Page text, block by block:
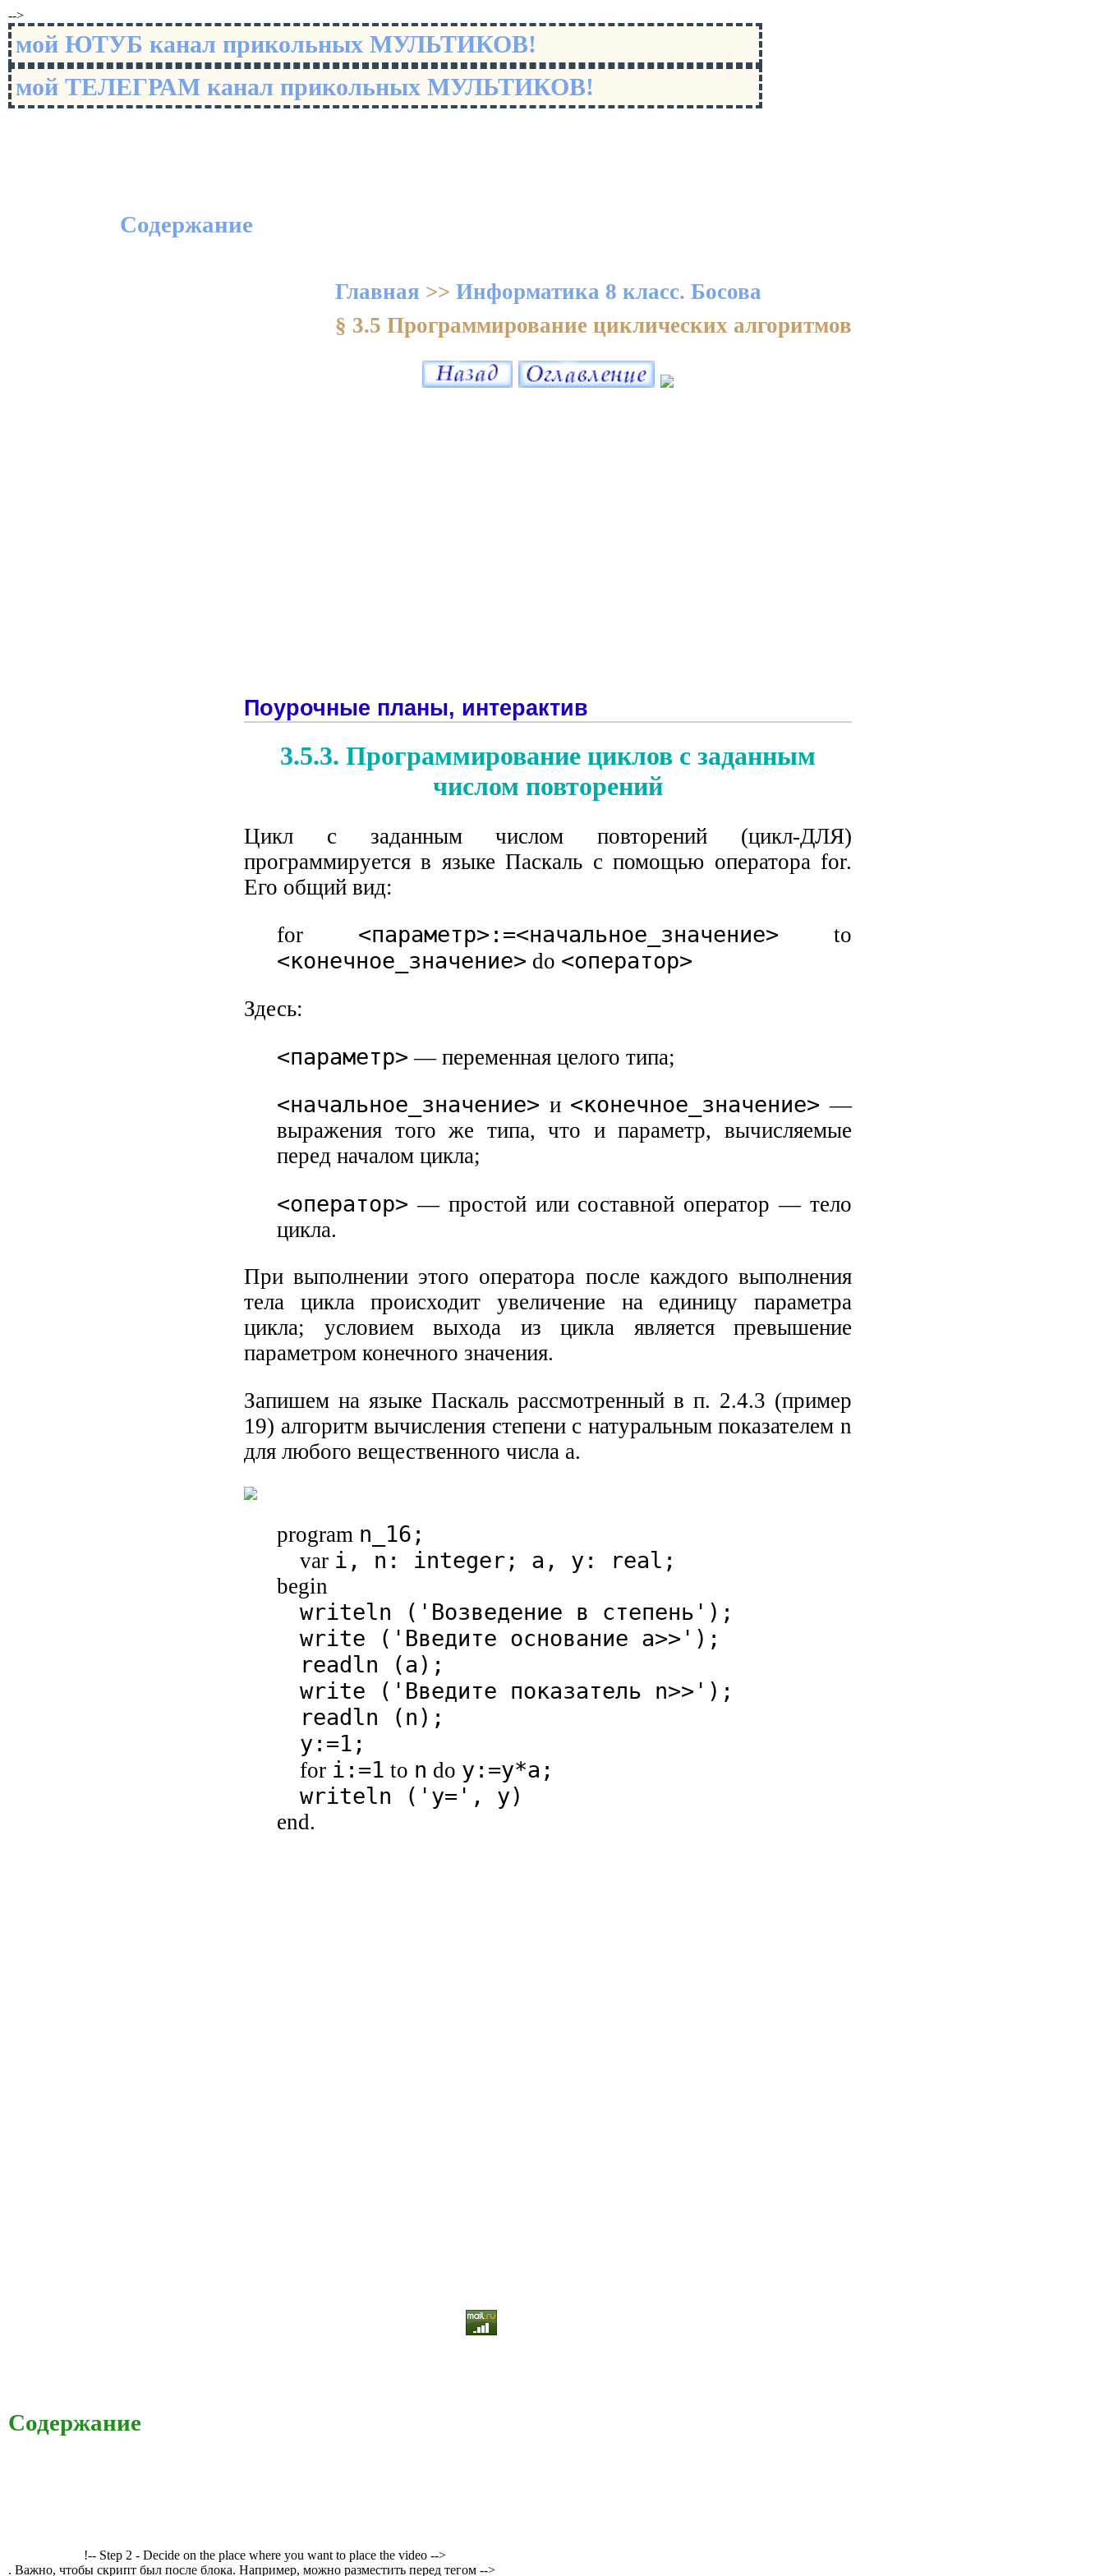
-->
мой ЮТУБ канал прикольных МУЛЬТИКОВ!
мой ТЕЛЕГРАМ канал прикольных МУЛЬТИКОВ!
Содержание
Главная >> Информатика 8 класс. Босова
§ 3.5 Программирование циклических алгоритмов
Поурочные планы, интерактив
3.5.3. Программирование циклов с заданным
числом повторений
Цикл с заданным числом повторений (цикл-ДЛЯ)
программируется в языке Паскаль с помощью оператора for.
Его общий вид:
for <параметр>:=<начальное_значение> to
<конечное_значение> do <оператор>
Здесь:
<параметр> — переменная целого типа;
<начальное_значение> и <конечное_значение> —
выражения того же типа, что и параметр, вычисляемые
перед началом цикла;
<оператор> — простой или составной оператор — тело
цикла.
При выполнении этого оператора после каждого выполнения
тела цикла происходит увеличение на единицу параметра
цикла; условием выхода из цикла является превышение
параметром конечного значения.
Запишем на языке Паскаль рассмотренный в п. 2.4.3 (пример
19) алгоритм вычисления степени с натуральным показателем n
для любого вещественного числа а.
program n_16;
var i, n: integer; a, y: real;
begin
writeln ('Возведение в степень');
write ('Введите основание а>>');
readln (а);
write ('Введите показатель n>>');
readln (n);
у:=1;
for i:=1 to n do y:=y*a;
writeln ('y=', y)
end.
Содержание
!-- Step 2 - Decide on the place where you want to place the video -->
. Важно, чтобы скрипт был после блока. Например, можно разместить перед тегом -->